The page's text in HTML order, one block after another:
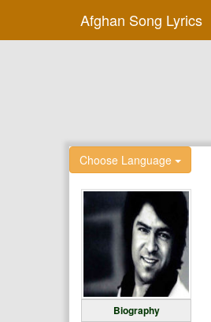
Afghan Song Lyrics
Choose Language
Biography